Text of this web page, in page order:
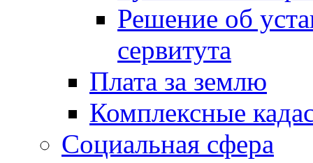
Решение об
сервитута
Плата за землю
Комплексные
Социальная сфера